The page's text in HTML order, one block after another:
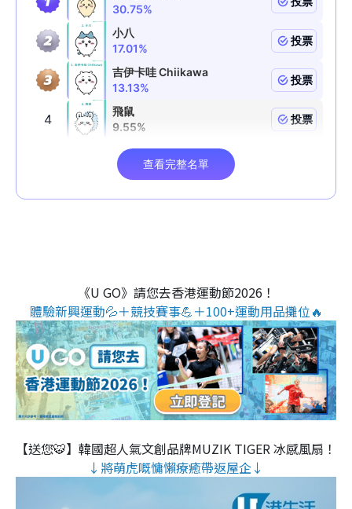
《U GO》請您去香港運動節2026！
體驗新興運動💦＋競技賽事💪＋100+運動用品攤位🔥
【送您🐯】韓國超人氣文創品牌MUZIK TIGER 冰感風扇！
↓將萌虎嘅慵懶療癒帶返屋企↓